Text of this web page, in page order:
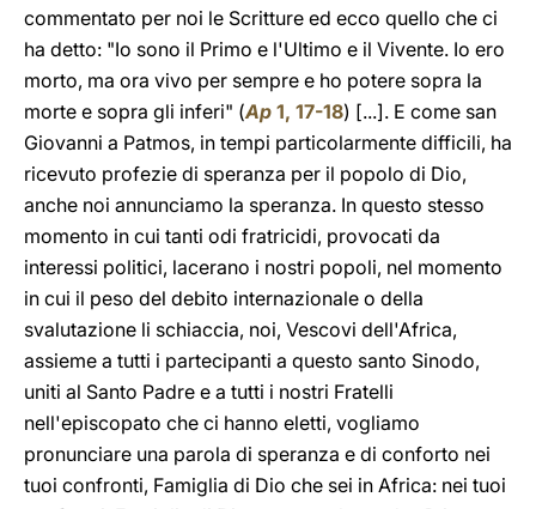
commentato per noi le Scritture ed ecco quello che ci
ha detto: "Io sono il Primo e l'Ultimo e il Vivente. Io ero
morto, ma ora vivo per sempre e ho potere sopra la
morte e sopra gli inferi" (Ap 1, 17-18) [...]. E come san
Giovanni a Patmos, in tempi particolarmente difficili, ha
ricevuto profezie di speranza per il popolo di Dio,
anche noi annunciamo la speranza. In questo stesso
momento in cui tanti odi fratricidi, provocati da
interessi politici, lacerano i nostri popoli, nel momento
in cui il peso del debito internazionale o della
svalutazione li schiaccia, noi, Vescovi dell'Africa,
assieme a tutti i partecipanti a questo santo Sinodo,
uniti al Santo Padre e a tutti i nostri Fratelli
nell'episcopato che ci hanno eletti, vogliamo
pronunciare una parola di speranza e di conforto nei
tuoi confronti, Famiglia di Dio che sei in Africa: nei tuoi